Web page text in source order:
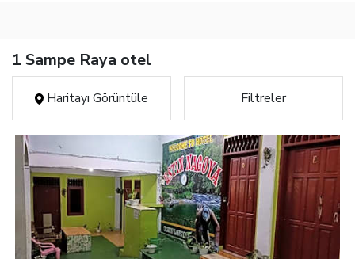
1 Sampe Raya otel
Haritayı Görüntüle Filtreler